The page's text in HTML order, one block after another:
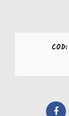
COD: